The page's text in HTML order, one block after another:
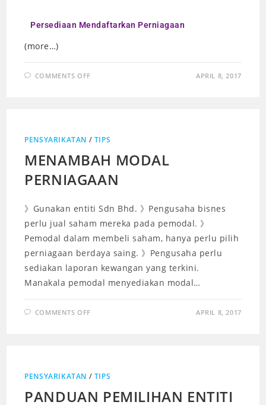
Persediaan Mendaftarkan Perniagaan
(more…)
COMMENTS OFF APRIL 8, 2017
PENSYARIKATAN / TIPS
MENAMBAH MODAL
PERNIAGAAN
》Gunakan entiti Sdn Bhd. 》Pengusaha bisnes
perlu jual saham mereka pada pemodal. 》
Pemodal dalam membeli saham, hanya perlu pilih
perniagaan berdaya saing. 》Pengusaha perlu
sediakan laporan kewangan yang terkini.
Manakala pemodal menyediakan modal…
COMMENTS OFF APRIL 8, 2017
PENSYARIKATAN / TIPS
PANDUAN PEMILIHAN ENTITI